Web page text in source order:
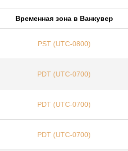
Временная зона в Ванкувер
PST (UTC-0800)
PDT (UTC-0700)
PDT (UTC-0700)
PDT (UTC-0700)